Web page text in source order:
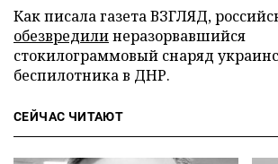
Как писала газета ВЗГЛЯД,
обезвредилинеразорвавшийся
стокилограммовый снаряд
беспилотника в ДНР.
СЕЙЧАС ЧИТАЮТ